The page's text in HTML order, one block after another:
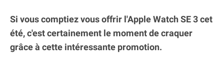
Si vous comptiez vous offrir l'Apple Watch SE 3 cet
été, c'est certainement le moment de craquer
grâce à cette intéressante promotion.